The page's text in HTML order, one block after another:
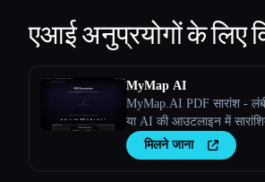
एआई अनुप्रयोगों के लिए
MyMap AI
MyMap.AI PDF सारांश -
या AI की आउटलाइन में
मिलने जाना